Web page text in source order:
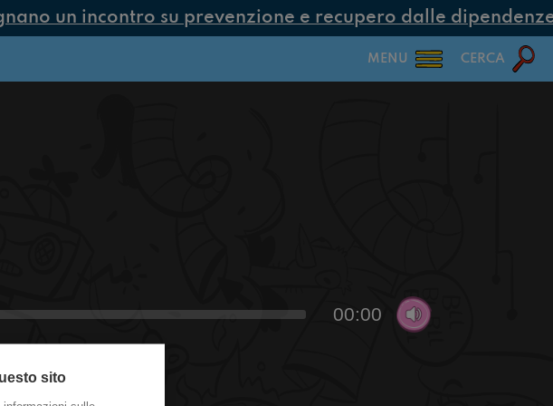
un incontro su prevenzione e recupero dalle dipendenze
MENU CERCA
00:00
sito